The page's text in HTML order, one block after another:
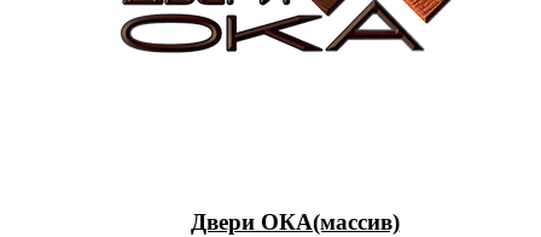
Двери ОКА(массив)